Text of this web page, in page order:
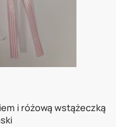
i różową wstążeczką